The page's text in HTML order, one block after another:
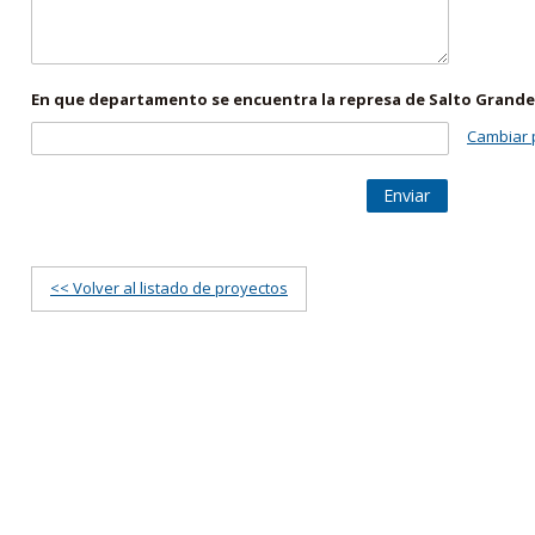
En que departamento se encuentra la represa de Salto
Cambiar
Enviar
<< Volver al listado de proyectos